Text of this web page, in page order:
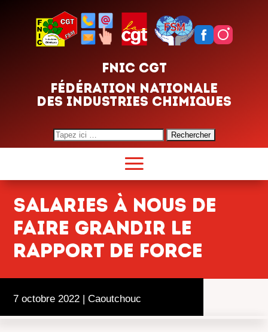
FNIC CGT
FÉDÉRATION NATIONALE
DES INDUSTRIES CHIMIQUES
Search
for:
Salaries à nous de
faire grandir le
rapport de force
7 octobre 2022 | Caoutchouc